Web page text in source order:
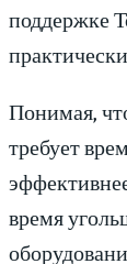
поддержке
Понимая,
требует
время